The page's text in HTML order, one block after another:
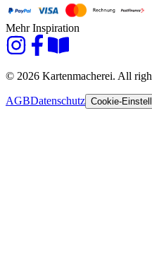
Mehr Inspiration
© 2026 Kartenmacherei. All
AGBDatenschutz Cookie-